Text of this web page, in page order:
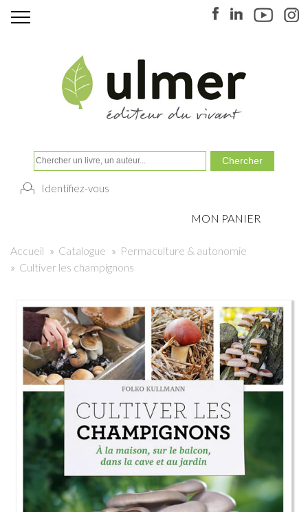
Identifiez-vous
MON PANIER
Accueil » Catalogue » Permaculture & autonomie
» Cultiver les champignons